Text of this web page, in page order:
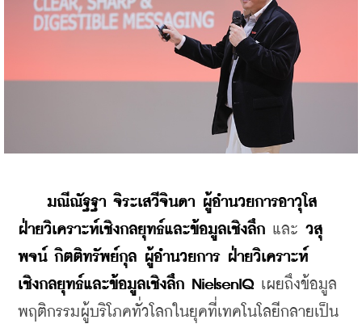
มณีณัฐฐา จิระเสวีจินดา ผู้อำนวยการอาวุโส
ฝ่ายวิเคราะห์เชิงกลยุทธ์และข้อมูลเชิงลึก และ วสุ
พจน์ กิตติทรัพย์กุล ผู้อำนวยการ ฝ่ายวิเคราะห์
เชิงกลยุทธ์และข้อมูลเชิงลึก NielsenIQ เผยถึงข้อมูล
พฤติกรรมผู้บริโภคทั่วโลกในยุคที่เทคโนโลยีกลายเป็น